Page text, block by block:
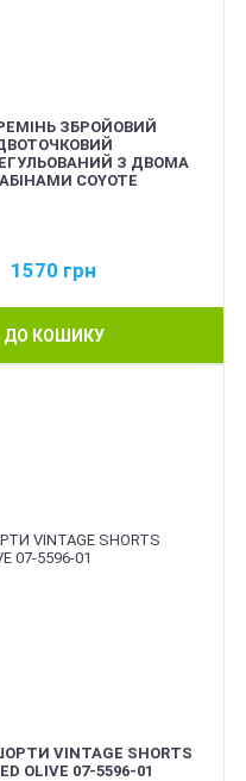
РЕМІНЬ ЗБРОЙОВИЙ
З ДВОМА
COYOTE
1570 грн
ДО КОШИКУ
VINTAGE SHORTS
OLIVE 07-5596-01